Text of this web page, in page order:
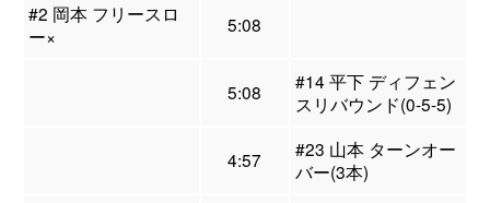
#2 岡本 フリースロ
ー×
5:08
5:08
#14 平下 ディフェン
スリバウンド(0-5-5)
4:57
#23 山本 ターンオー
バー(3本)